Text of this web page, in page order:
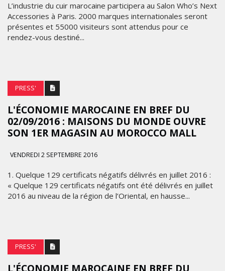
L’industrie du cuir marocaine participera au Salon Who’s Next
Accessories à Paris. 2000 marques internationales seront
présentes et 55000 visiteurs sont attendus pour ce
rendez-vous destiné...
PRESS'
L'ÉCONOMIE MAROCAINE EN BREF DU
02/09/2016 : MAISONS DU MONDE OUVRE
SON 1ER MAGASIN AU MOROCCO MALL
VENDREDI 2 SEPTEMBRE 2016
1. Quelque 129 certificats négatifs délivrés en juillet 2016 :
« Quelque 129 certificats négatifs ont été délivrés en juillet
2016 au niveau de la région de l’Oriental, en hausse...
PRESS'